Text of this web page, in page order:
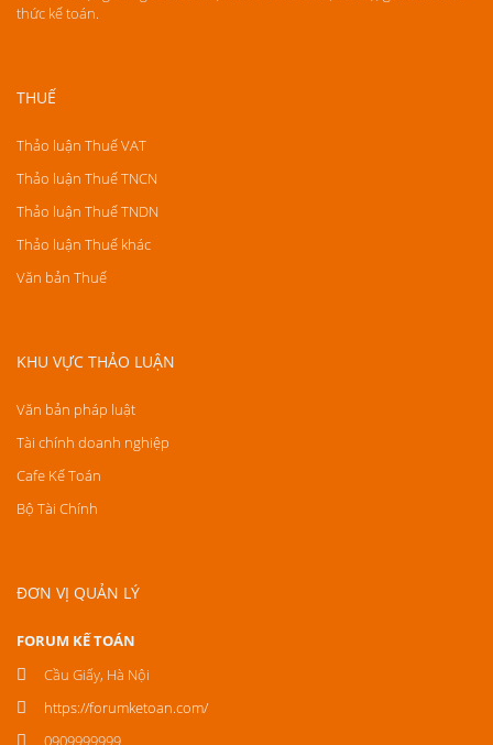
thức kế toán.
THUẾ
Thảo luận Thuế VAT
Thảo luận Thuế TNCN
Thảo luận Thuế TNDN
Thảo luận Thuế khác
Văn bản Thuế
KHU VỰC THẢO LUẬN
Văn bản pháp luật
Tài chính doanh nghiệp
Cafe Kế Toán
Bộ Tài Chính
ĐƠN VỊ QUẢN LÝ
FORUM KẾ TOÁN
Cầu Giấy, Hà Nội
https://forumketoan.com/
0909999999